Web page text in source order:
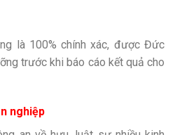
là 100% chính xác, được Đức
trước khi báo cáo kết quả cho
nghiệp